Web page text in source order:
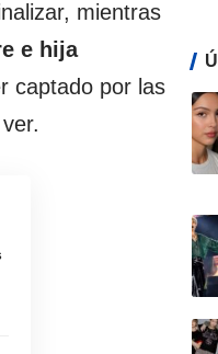
mientras
e hija
captado por las